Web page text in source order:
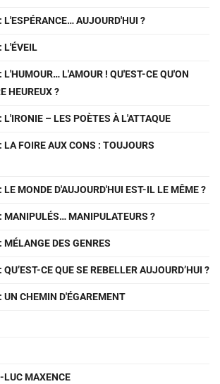
L'ESPÉRANCE… AUJOURD'HUI ?
L'ÉVEIL
L'HUMOUR… L'AMOUR ! QU'EST-CE QU'ON
HEUREUX ?
L'IRONIE – LES POÈTES À L'ATTAQUE
LA FOIRE AUX CONS : TOUJOURS
LE MONDE D'AUJOURD'HUI EST-IL LE MÊME ?
MANIPULÉS… MANIPULATEURS ?
MÉLANGE DES GENRES
CE QUE SE REBELLER AUJOURD’HUI ?
UN CHEMIN D'ÉGAREMENT
MAXENCE